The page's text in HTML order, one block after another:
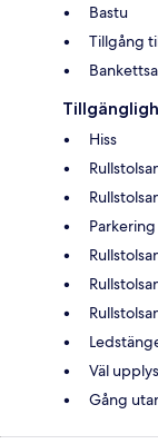
Bastu
Tillgång
Hiss
Väl
Gång